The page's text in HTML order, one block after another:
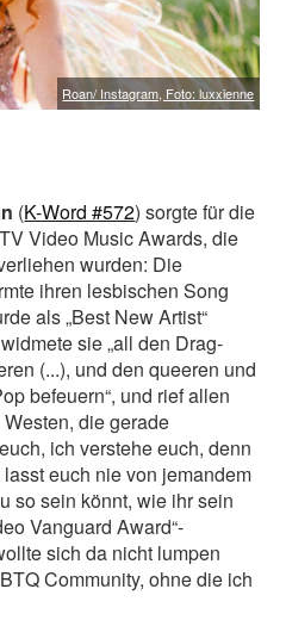
Roan/ Instagram, Foto: luxxienne
(K-Word #572) sorgte für die
Video Music Awards, die
wurden: Die
ihren lesbischen Song
als „Best New Artist“
sie „all den Drag-
(...), und den queeren und
befeuern“, und rief allen
die gerade
ich verstehe euch, denn
euch nie von jemandem
so sein könnt, wie ihr sein
Vanguard Award“-
sich da nicht lumpen
Community, ohne die ich
>>
|Hab schon!